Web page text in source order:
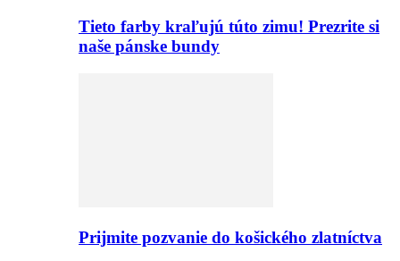
Tieto farby kraľujú túto zimu! Prezrite si
naše pánske bundy
Prijmite pozvanie do košického zlatníctva